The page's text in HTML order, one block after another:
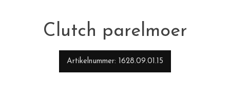
Clutch parelmoer
Artikelnummer 1628.09.01.15